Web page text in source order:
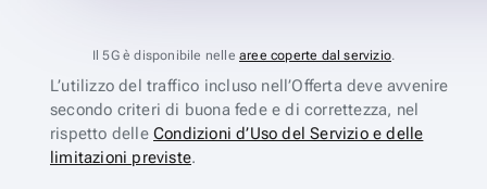
Il 5G è disponibile nelle aree coperte dal servizio.
L’utilizzo del traffico incluso nell’Offerta deve avvenire
secondo criteri di buona fede e di correttezza, nel
rispetto delle Condizioni d’Uso del Servizio e delle
limitazioni previste.